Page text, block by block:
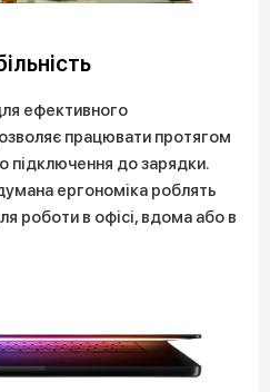
ефективного
працювати протягом
підключення до зарядки.
ергономіка роблять
роботи в офісі, вдома або в